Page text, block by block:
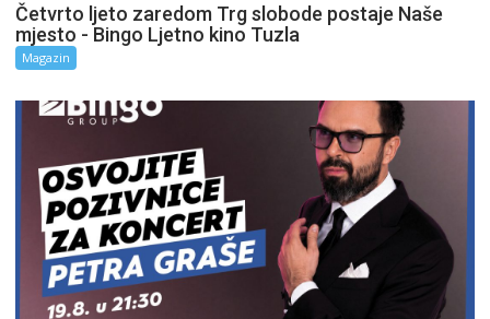
Četvrto ljeto zaredom Trg slobode postaje Naše
mjesto - Bingo Ljetno kino Tuzla
Magazin